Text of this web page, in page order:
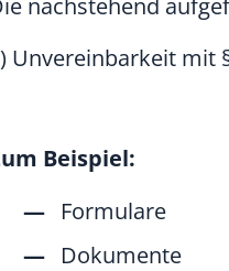
nachstehend
Unvereinbarkeit mit
Beispiel:
Formulare
Dokumente